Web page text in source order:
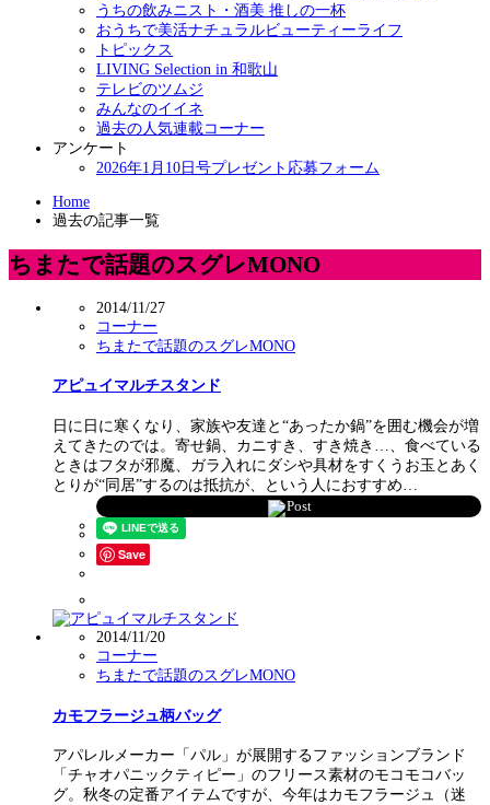
うちの飲みニスト・酒美 推しの一杯
おうちで美活ナチュラルビューティーライフ
トピックス
LIVING Selection in 和歌山
テレビのツムジ
みんなのイイネ
過去の人気連載コーナー
アンケート
2026年1月10日号プレゼント応募フォーム
Home
過去の記事一覧
ちまたで話題のスグレMONO
2014/11/27
コーナー
ちまたで話題のスグレMONO
アピュイマルチスタンド
日に日に寒くなり、家族や友達と“あったか鍋”を囲む機会が増
えてきたのでは。寄せ鍋、カニすき、すき焼き…、食べている
ときはフタが邪魔、ガラ入れにダシや具材をすくうお玉とあく
とりが“同居”するのは抵抗が、という人におすすめ…
Post
Save
2014/11/20
コーナー
ちまたで話題のスグレMONO
カモフラージュ柄バッグ
アパレルメーカー「パル」が展開するファッションブランド
「チャオパニックティピー」のフリース素材のモコモコバッ
グ。秋冬の定番アイテムですが、今年はカモフラージュ（迷